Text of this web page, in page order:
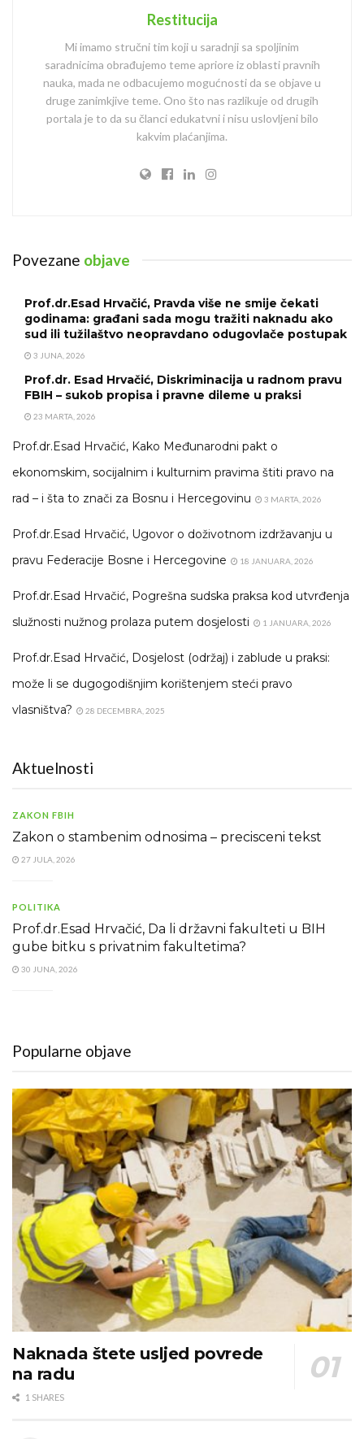
Restitucija
Mi imamo stručni tim koji u saradnji sa spoljinim
saradnicima obrađujemo teme apriore iz oblasti pravnih
nauka, mada ne odbacujemo mogućnosti da se objave u
druge zanimkjive teme. Ono što nas razlikuje od drugih
portala je to da su članci edukatvni i nisu uslovljeni bilo
kakvim plaćanjima.
Povezane objave
Prof.dr.Esad Hrvačić, Pravda više ne smije čekati
godinama: građani sada mogu tražiti naknadu ako
sud ili tužilaštvo neopravdano odugovlače postupak
3 JUNA, 2026
Prof.dr. Esad Hrvačić, Diskriminacija u radnom pravu
FBIH – sukob propisa i pravne dileme u praksi
23 MARTA, 2026
Prof.dr.Esad Hrvačić, Kako Međunarodni pakt o
ekonomskim, socijalnim i kulturnim pravima štiti pravo na
rad – i šta to znači za Bosnu i Hercegovinu
3 MARTA, 2026
Prof.dr.Esad Hrvačić, Ugovor o doživotnom izdržavanju u
pravu Federacije Bosne i Hercegovine
18 JANUARA, 2026
Prof.dr.Esad Hrvačić, Pogrešna sudska praksa kod utvrđenja
služnosti nužnog prolaza putem dosjelosti
1 JANUARA, 2026
Prof.dr.Esad Hrvačić, Dosjelost (održaj) i zablude u praksi:
može li se dugogodišnjim korištenjem steći pravo
vlasništva?
28 DECEMBRA, 2025
Aktuelnosti
ZAKON FBIH
Zakon o stambenim odnosima – precisceni tekst
27 JULA, 2026
POLITIKA
Prof.dr.Esad Hrvačić, Da li državni fakulteti u BIH
gube bitku s privatnim fakultetima?
30 JUNA, 2026
Popularne objave
Naknada štete usljed povrede
na radu
1 SHARES